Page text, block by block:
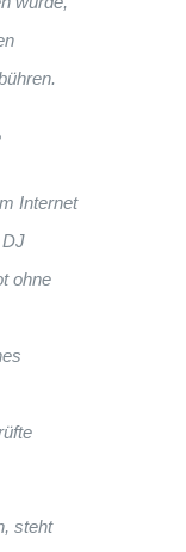
Internet
ohne
steht